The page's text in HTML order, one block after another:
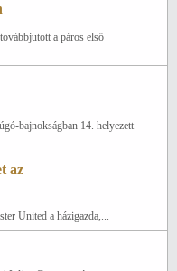
a páros első
bajnokságban 14. helyezett
az
United a házigazda,...